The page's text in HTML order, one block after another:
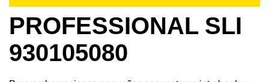
PROFESSIONAL SLI
930105080